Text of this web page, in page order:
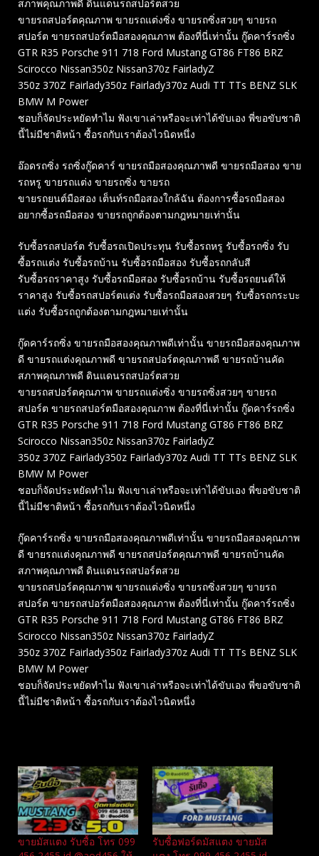
สภาพคุณภาพดี ดินแดนรถสปอร์ตสวย
ขายรถสปอร์ตคุณภาพ ขายรถแต่งซิ่ง ขายรถซิ่งสวยๆ ขายรถ
สปอร์ต ขายรถสปอร์ตมือสองคุณภาพ ต้องที่นี่เท่านั้น กู๊ดคาร์รถซิ่ง
GTR R35 Porsche 911 718 Ford Mustang GT86 FT86 BRZ
Scirocco Nissan350z Nissan370z FairladyZ
350z 370Z Fairlady350z Fairlady370z Audi TT TTs BENZ SLK
BMW M Power
ชอบก็จัดประหยัดทำไม ฟังเขาเล่าหรือจะเท่าได้ขับเอง พี่ขอขับชาติ
นี้ไม่มีชาติหน้า ซื้อรถกับเราต้องไวนิดหนึ่ง
อ๊อดรถซิ่ง รถซิ่งกู๊ดคาร์ ขายรถมือสองคุณภาพดี ขายรถมือสอง ขาย
รถหรู ขายรถแต่ง ขายรถซิ่ง ขายรถ
ขายรถยนต์มือสอง เต็นท์รถมือสองใกล้ฉัน ต้องการซื้อรถมือสอง
อยากซื้อรถมือสอง ขายรถถูกต้องตามกฎหมายเท่านั้น
รับซื้อรถสปอร์ต รับซื้อรถเปิดประทุน รับซื้อรถหรู รับซื้อรถซิ่ง รับ
ซื้อรถแต่ง รับซื้อรถบ้าน รับซื้อรถมือสอง รับซื้อรถกลับสี
รับซื้อรถราคาสูง รับซื้อรถมือสอง รับซื้อรถบ้าน รับซื้อรถยนต์ให้
ราคาสูง รับซื้อรถสปอร์ตแต่ง รับซื้อรถมือสองสวยๆ รับซื้อรถกระบะ
แต่ง รับซื้อรถถูกต้องตามกฎหมายเท่านั้น
กู๊ดคาร์รถซิ่ง ขายรถมือสองคุณภาพดีเท่านั้น ขายรถมือสองคุณภาพ
ดี ขายรถแต่งคุณภาพดี ขายรถสปอร์ตคุณภาพดี ขายรถบ้านคัด
สภาพคุณภาพดี ดินแดนรถสปอร์ตสวย
ขายรถสปอร์ตคุณภาพ ขายรถแต่งซิ่ง ขายรถซิ่งสวยๆ ขายรถ
สปอร์ต ขายรถสปอร์ตมือสองคุณภาพ ต้องที่นี่เท่านั้น กู๊ดคาร์รถซิ่ง
GTR R35 Porsche 911 718 Ford Mustang GT86 FT86 BRZ
Scirocco Nissan350z Nissan370z FairladyZ
350z 370Z Fairlady350z Fairlady370z Audi TT TTs BENZ SLK
BMW M Power
ชอบก็จัดประหยัดทำไม ฟังเขาเล่าหรือจะเท่าได้ขับเอง พี่ขอขับชาติ
นี้ไม่มีชาติหน้า ซื้อรถกับเราต้องไวนิดหนึ่ง
กู๊ดคาร์รถซิ่ง ขายรถมือสองคุณภาพดีเท่านั้น ขายรถมือสองคุณภาพ
ดี ขายรถแต่งคุณภาพดี ขายรถสปอร์ตคุณภาพดี ขายรถบ้านคัด
สภาพคุณภาพดี ดินแดนรถสปอร์ตสวย
ขายรถสปอร์ตคุณภาพ ขายรถแต่งซิ่ง ขายรถซิ่งสวยๆ ขายรถ
สปอร์ต ขายรถสปอร์ตมือสองคุณภาพ ต้องที่นี่เท่านั้น กู๊ดคาร์รถซิ่ง
GTR R35 Porsche 911 718 Ford Mustang GT86 FT86 BRZ
Scirocco Nissan350z Nissan370z FairladyZ
350z 370Z Fairlady350z Fairlady370z Audi TT TTs BENZ SLK
BMW M Power
ชอบก็จัดประหยัดทำไม ฟังเขาเล่าหรือจะเท่าได้ขับเอง พี่ขอขับชาติ
นี้ไม่มีชาติหน้า ซื้อรถกับเราต้องไวนิดหนึ่ง
ขายมัสแตง รับซื้อ โทร 099
รับซื้อฟอร์ดมัสแตง ขายมัส